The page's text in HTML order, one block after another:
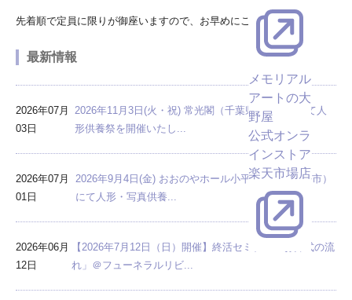
メモリアル
アートの大
野屋
公式オンラ
インストア
楽天市場店
先着順で定員に限りが御座いますので、お早めにご連絡下さい
最新情報
2026年07月
03日
2026年11月3日(火・祝) 常光閣（千葉県千葉市）にて人
形供養祭を開催いたし...
2026年07月
01日
2026年9月4日(金) おおのやホール小平（東京都小平市）
にて人形・写真供養...
2026年06月
12日
【2026年7月12日（日）開催】終活セミナー「お葬式の流
れ」＠フューネラルリビ...